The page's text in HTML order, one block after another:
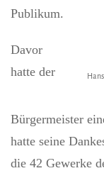
Publikum.
Davor
hatte der
Bürgermeister
hatte seine
die 42 Gewerke